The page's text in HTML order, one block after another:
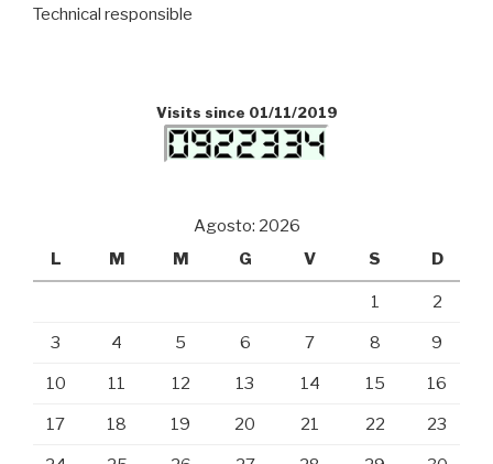
Technical responsible
Visits since 01/11/2019
Agosto: 2026
L
M M G V S D
1 2
3 4 5 6 7 8 9
10 11 12 13 14 15 16
17 18 19 20 21 22 23